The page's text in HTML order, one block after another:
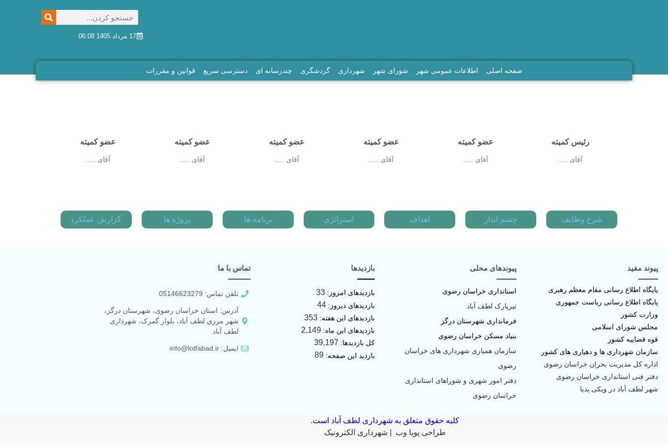
17 مرداد 1405 06:08
صفحه اصلی اطلاعات عمومی شهر شورای شهر شهرداری گردشگری چندرسانه ای دسترسی سریع قوانین و مقررات
رئیس کمیته
آقای .....
عضو کمیته
آقای .....
عضو کمیته
آقای .....
عضو کمیته
آقای .....
عضو کمیته
آقای .....
عضو کمیته
آقای .....
شرح وظایف چشم انداز اهداف استراتژی برنامه ها پروژه ها گزارش عملکرد
پیوند مفید
پایگاه اطلاع رسانی مقام معظم رهبری
پایگاه اطلاع رسانی ریاست جمهوری
وزارت کشور
مجلس شورای اسلامی
قوه قضاییه کشور
سازمان شهرداری ها و دهیاری های کشور
اداره کل مدیریت بحران خراسان رضوی
دفتر فنی استانداری خراسان رضوی
شهر لطف آباد در ویکی پدیا
پیوندهای محلی
استانداری خراسان رضوی
تیرپارک لطف آباد
فرمانداری شهرستان درگز
بنیاد مسکن خراسان رضوی
سازمان همیاری شهرداری های خراسان
رضوی
دفتر امور شهری و شوراهای استانداری
خراسان رضوی
بازدیدها
بازدیدهای امروز: 33
بازدیدهای دیروز: 44
بازدیدهای این هفته: 353
بازدیدهای این ماه: 2,149
کل بازدیدها: 39,197
بازدید این صفحه: 89
تماس با ما
تلفن تماس: 05146623279
آدرس: استان خراسان رضوی، شهرستان درگز،
شهر مرزی لطف آباد، بلوار گمرک، شهرداری
لطف آباد
ایمیل: info@lotfabad.ir
کلیه حقوق متعلق به شهرداری لطف آباد است.
طراحی پویا وب
شهرداری الکترونیک
دانلود فیلم آموزشی